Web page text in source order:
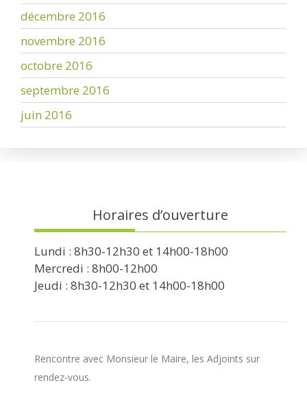
décembre 2016
novembre 2016
octobre 2016
septembre 2016
juin 2016
Horaires d’ouverture
Lundi : 8h30-12h30 et 14h00-18h00
Mercredi : 8h00-12h00
Jeudi : 8h30-12h30 et 14h00-18h00
Rencontre avec Monsieur le Maire, les Adjoints sur
rendez-vous.